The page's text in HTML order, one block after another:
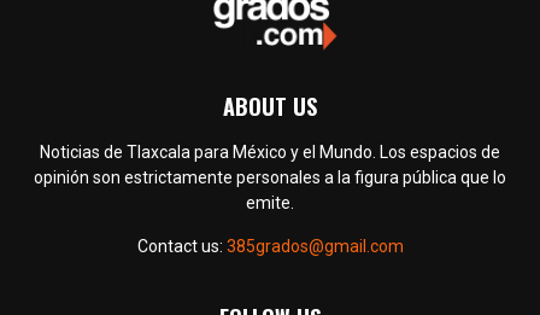
ABOUT US
Noticias de Tlaxcala para México y el Mundo. Los espacios de
opinión son estrictamente personales a la figura pública que lo
emite.
Contact us: 385grados@gmail.com